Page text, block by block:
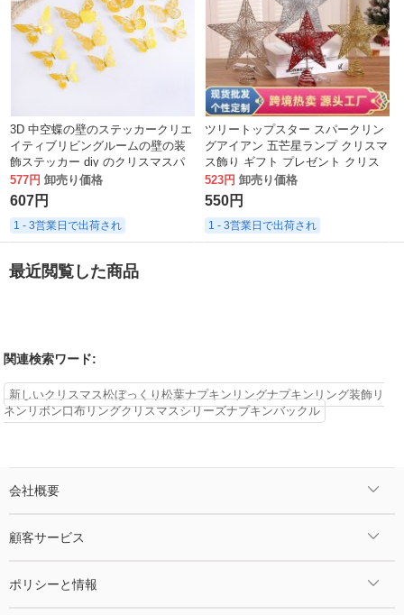
3D 中空蝶の壁のステッカークリエ
イティブリビングルームの壁の装
飾ステッカー diy のクリスマスパ
ーティーの装飾小道具
577円 卸売り価格
607円
1 - 3営業日で出荷され
ツリートップスター スパークリン
グアイアン 五芒星ランプ クリスマ
ス飾り ギフト プレゼント クリス
マスツリー飾り ペンダント ペンダ
ント
523円 卸売り価格
550円
1 - 3営業日で出荷され
最近閲覧した商品
関連検索ワード:
新しいクリスマス松ぼっくり松葉ナプキンリングナプキンリング装飾リ
ネンリボン口布リングクリスマスシリーズナプキンバックル
会社概要
顧客サービス
ポリシーと情報